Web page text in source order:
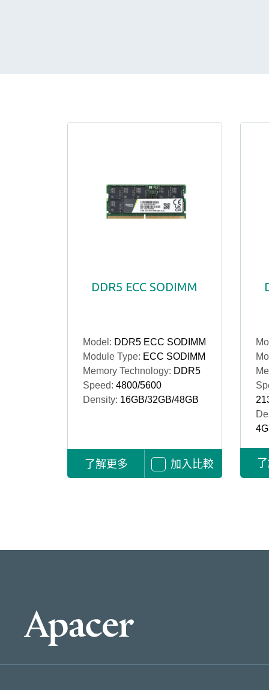
DDR5 ECC SODIMM
Model: DDR5 ECC SODIMM
Module Type: ECC SODIMM
Memory Technology: DDR5
Speed: 4800/5600
Density: 16GB/32GB/48GB
了解更多 加入比較